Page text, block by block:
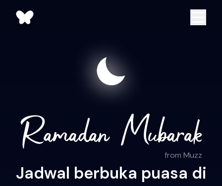
from Muzz
Jadwal berbuka puasa di